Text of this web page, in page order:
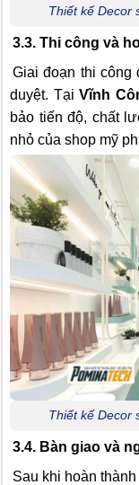
Thiết kế Decor
3.3. Thi công và
Giai đoạn thi công
duyệt. TạiVĩnh
bảo tiến độ, chất
nhỏ của shop mỹ
Thiết kế Decor
3.4. Bàn giao và
Sau khi hoàn